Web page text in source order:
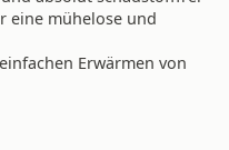
eine mühelose und
Erwärmen von